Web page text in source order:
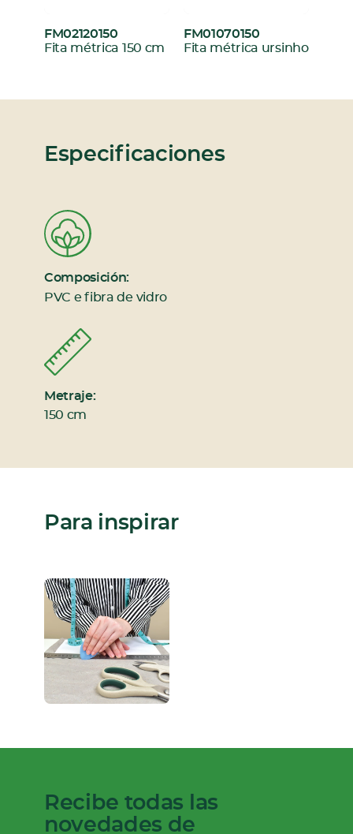
FM02120150
:Fita métrica 150 cm
FM01070150
:Fita métrica ursinho
Especificaciones
Composición:
PVC e fibra de vidro
Metraje:
150 cm
Para inspirar
Recibe todas las
novedades de